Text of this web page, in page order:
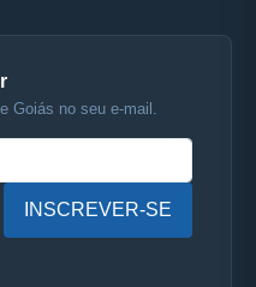
Goiás no seu e-mail.
INSCREVER-SE